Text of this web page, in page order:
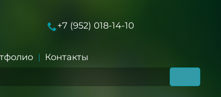
+7 (952) 018-14-10
Контакты